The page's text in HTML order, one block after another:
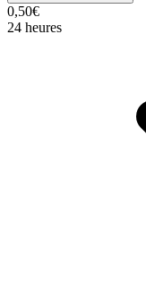
0,50€
24 heures